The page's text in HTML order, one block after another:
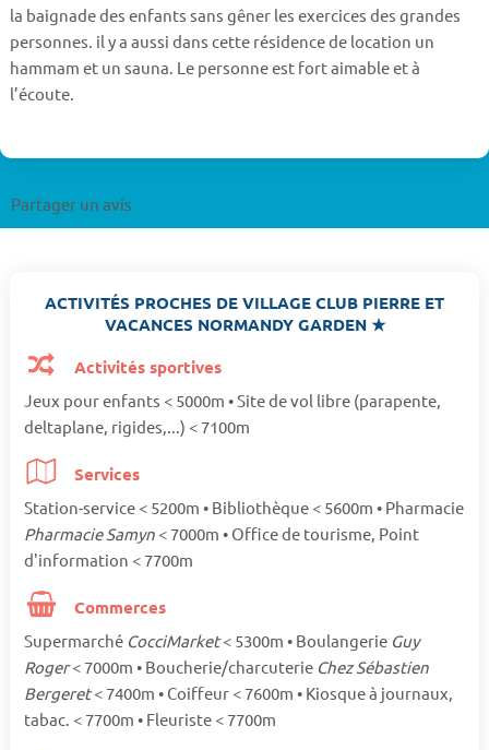
la baignade des enfants sans gêner les exercices des grandes
personnes. il y a aussi dans cette résidence de location un
hammam et un sauna. Le personne est fort aimable et à
l’écoute.
Partager un avis
ACTIVITÉS PROCHES DE VILLAGE CLUB PIERRE ET
VACANCES NORMANDY GARDEN ★
Activités sportives
Jeux pour enfants < 5000m • Site de vol libre (parapente,
deltaplane, rigides,...) < 7100m
Services
Station-service < 5200m • Bibliothèque < 5600m • Pharmacie
Pharmacie Samyn < 7000m • Office de tourisme, Point
d'information < 7700m
Commerces
Supermarché CocciMarket< 5300m • Boulangerie Guy
Roger< 7000m • Boucherie/charcuterie Chez Sébastien
Bergeret< 7400m • Coiffeur < 7600m • Kiosque à journaux,
tabac. < 7700m • Fleuriste < 7700m